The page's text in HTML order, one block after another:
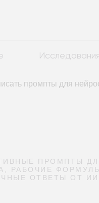
Исследования
промпты для
ПРОМПТЫ
РАБОЧИЕ
ОТВЕТЫ ОТ ИИ.